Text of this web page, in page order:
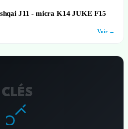
J11 - micra K14 JUKE F15
Voir →
CLÉS